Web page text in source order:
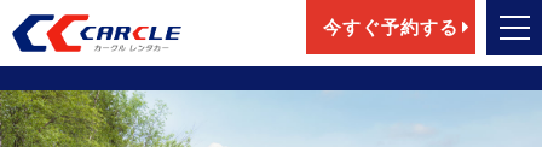
今すぐ予約する